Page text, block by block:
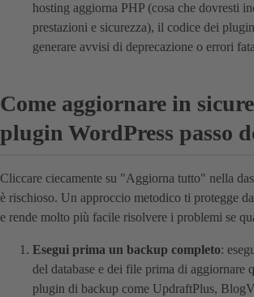
hosting aggiorna PHP (cosa che dovresti
prestazioni e sicurezza), il codice dei
generare avvisi di deprecazione o errori
Come aggiornare in
plugin WordPress passo
Cliccare ciecamente su "Aggiorna tutto" nella
è rischioso. Un approccio metodico ti protegge
e rende molto più facile risolvere i problemi se
Esegui prima un backup completo:
del database e dei file prima di aggiornare
plugin di backup come UpdraftPlus,